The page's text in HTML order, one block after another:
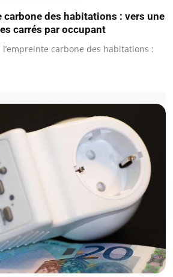
carbone des habitations : vers une
carrés par occupant
l’empreinte carbone des habitations :